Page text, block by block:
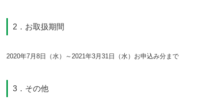
2．お取扱期間
2020年7月8日（水）～2021年3月31日（水）お申込み分まで
3．その他